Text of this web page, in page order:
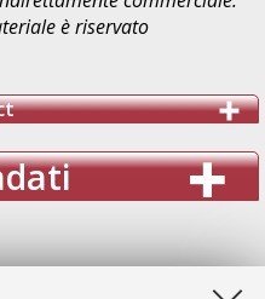
è riservato